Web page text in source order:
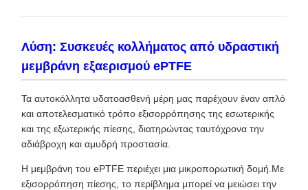
Λύση: Συσκευές κολλήματος από υδραστική
μεμβράνη εξαερισμού ePTFE
Τα αυτοκόλλητα υδατοασθενή μέρη μας παρέχουν έναν απλό
και αποτελεσματικό τρόπο εξισορρόπησης της εσωτερικής
και της εξωτερικής πίεσης, διατηρώντας ταυτόχρονα την
αδιάβροχη και αμυδρή προστασία.
Η μεμβράνη του ePTFE περιέχει μια μικροπορωτική δομή.Με
εξισορρόπηση πίεσης, το περίβλημα μπορεί να μειώσει την